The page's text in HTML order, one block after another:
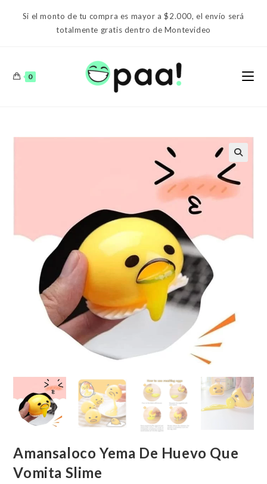
Si el monto de tu compra es mayor a $2.000, el envío será
totalmente gratis dentro de Montevideo
0
Amansaloco Yema De Huevo Que
Vomita Slime